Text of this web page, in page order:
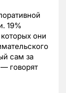
19%
они
сам за
говорят